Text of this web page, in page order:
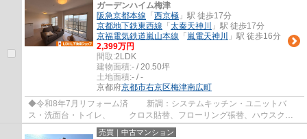
ガーデンハイム梅津
阪急京都本線 「 西京極 」駅 徒歩17分
京都地下鉄東西線 「 太秦天神川
」駅 徒歩17分
京福電気鉄道嵐山本線 「 嵐電天神川
」駅 徒歩16分
2,399万円
間取:2LDK
建物面積:- / 20.50坪
土地面積:- / -
京都府京都市右京区梅津南広町
◆令和8年7月リフォーム済 新調：システムキッチン・ユニットバ
ス・洗面台・トイレ、 クロス貼替、フローリング張替、ハウスクリ
ーニングなど ◆上層階（11階建ての8階部分） ◆...
売買｜中古マンション